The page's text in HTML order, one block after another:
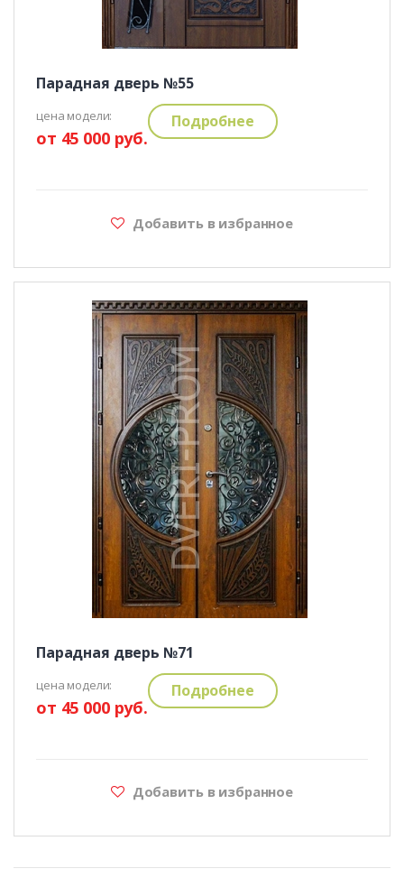
Парадная дверь №55
цена модели:
от 45 000 руб.
Подробнее
Добавить в избранное
Парадная дверь №71
цена модели:
от 45 000 руб.
Подробнее
Добавить в избранное